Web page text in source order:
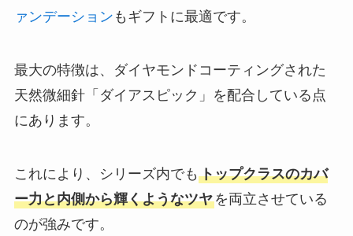
ァンデーション もギフトに最適です。
最大の特徴は、ダイヤモンドコーティングされた
天然微細針「ダイアスピック」を配合している点
にあります。
これにより、シリーズ内でも トップクラスのカバ
ー力と内側から輝くようなツヤを両立させている
のが強みです。